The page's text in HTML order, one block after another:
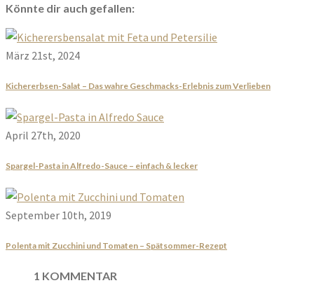
Könnte dir auch gefallen:
März 21st, 2024
Kichererbsen-Salat – Das wahre Geschmacks-Erlebnis zum Verlieben
April 27th, 2020
Spargel-Pasta in Alfredo-Sauce – einfach & lecker
September 10th, 2019
Polenta mit Zucchini und Tomaten – Spätsommer-Rezept
1 KOMMENTAR